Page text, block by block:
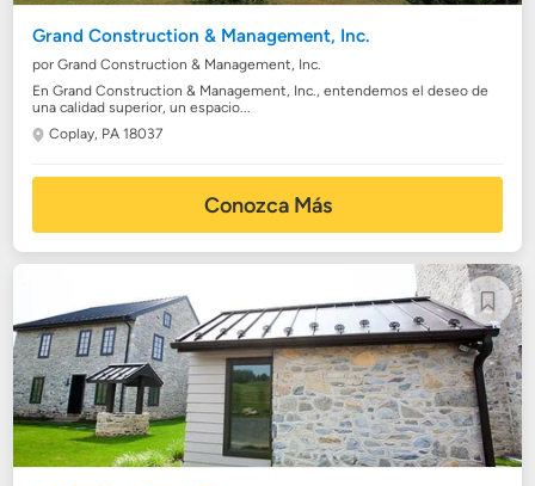
Grand Construction & Management, Inc.
por Grand Construction & Management, Inc.
En Grand Construction & Management, Inc., entendemos el deseo de
una calidad superior, un espacio...
Coplay, PA 18037
Conozca Más